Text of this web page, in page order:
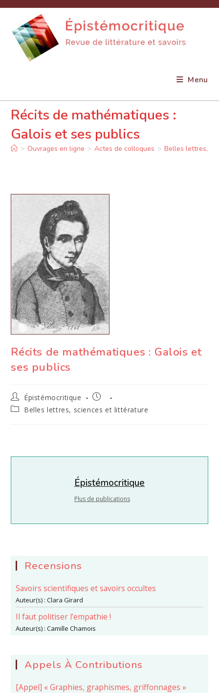
content
Menu
Récits de mathématiques :
Galois et ses publics
> Ouvrages en ligne > Actes de colloques > Belles lettres,
Récits de mathématiques : Galois et
ses publics
Auteur/autrice
de
la
Épistémocritique
Publication
publiée :
PostBelles lettres, sciences et littérature
Épistémocritique
Plus de publications
Recensions
Savoirs scientifiques et savoirs occultes
Auteur(s) :Clara Girard
Il faut politiser l’empathie !
Auteur(s) :Camille Chamois
Appels À Contributions
[Appel] « Graphies, graphismes, griffonnages »